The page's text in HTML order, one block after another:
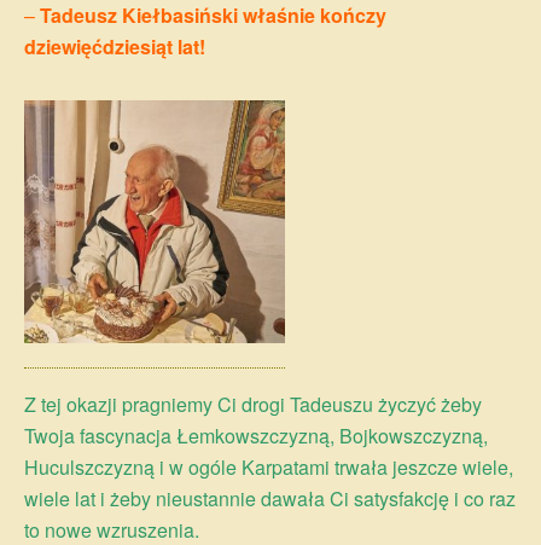
–Tadeusz Kiełbasiński właśnie kończy
dziewięćdziesiąt lat!
Z tej okazji pragniemy Ci drogi Tadeuszu życzyć żeby
Twoja fascynacja Łemkowszczyzną, Bojkowszczyzną,
Huculszczyzną i w ogóle Karpatami trwała jeszcze wiele,
wiele lat i żeby nieustannie dawała Ci satysfakcję i co raz
to nowe wzruszenia.